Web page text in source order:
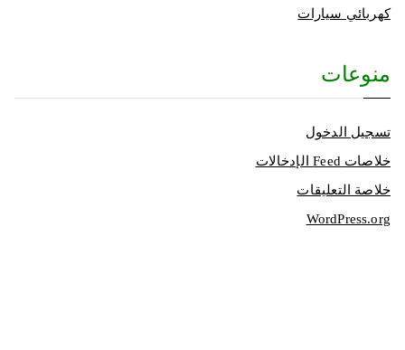
كهربائي سيارات
منوعات
تسجيل الدخول
خلاصات Feed الإدخالات
خلاصة التعليقات
WordPress.org